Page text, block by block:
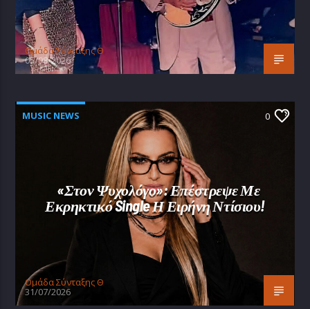
Oμάδα Σύνταξης Θ
05/08/2026
MUSIC NEWS 0
«Στον Ψυχολόγο»: Επέστρεψε Με
Εκρηκτικό Single Η Ειρήνη Ντίσιου!
Oμάδα Σύνταξης Θ
31/07/2026